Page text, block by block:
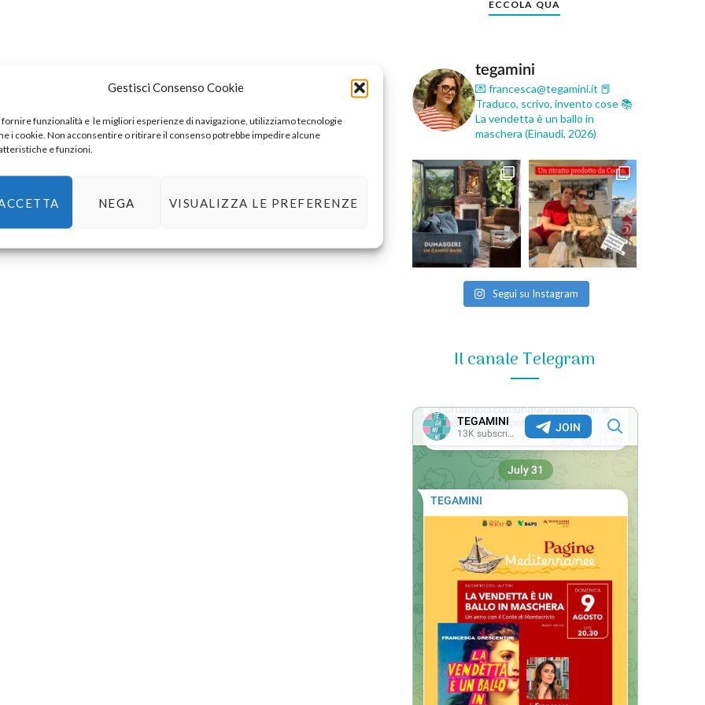
Gestisci Consenso Cookie
fornire funzionalità e le migliori esperienze di navigazione, utilizziamo tecnologie
i cookie. Non acconsentire o ritirare il consenso potrebbe impedire alcune
e funzioni.
NEGA VISUALIZZA LE PREFERENZE
ECCOLA QUA
tegamini
💌 francesca@tegamini.it 📕
Traduco, scrivo, invento cose 📚
La vendetta è un ballo in
maschera (Einaudi, 2026)
Segui su Instagram
Il canale Telegram